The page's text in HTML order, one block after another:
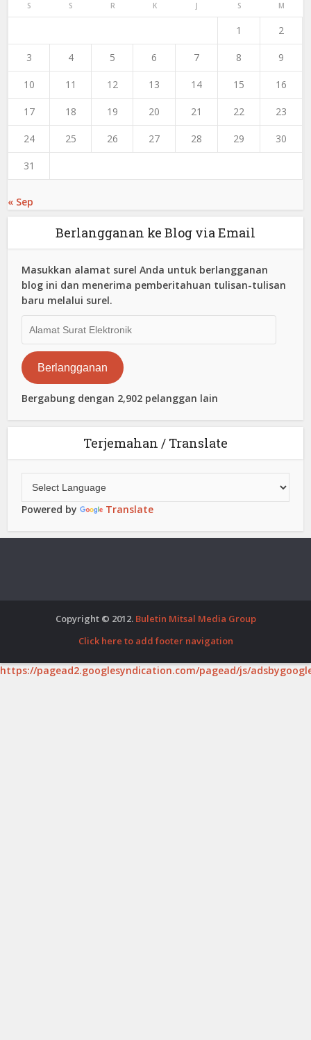
S S R K J S M
1 2
3 4 5 6 7 8 9
10 11 12 13 14 15 16
17 18 19 20 21 22 23
24 25 26 27 28 29 30
31
« Sep
Berlangganan ke Blog via Email
Masukkan alamat surel Anda untuk berlangganan
blog ini dan menerima pemberitahuan tulisan-tulisan
baru melalui surel.
Surat
Elektronik
Berlangganan
Bergabung dengan 2,902 pelanggan lain
Terjemahan / Translate
Powered by Translate
Copyright © 2012. Buletin Mitsal Media Group
Click here to add footer navigation
https://pagead2.googlesyndication.com/pagead/js/